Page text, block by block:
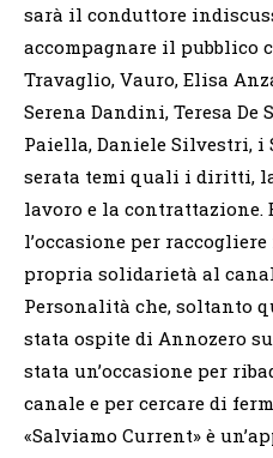
sarà il conduttore
accompagnare il pubblico
Travaglio, Vauro, Elisa
Serena Dandini, Teresa
Paiella, Daniele Silvestri, i
serata temi quali i diritti,
lavoro e la contrattazione.
l’occasione per
propria solidarietà al
Personalità che, soltanto
stata ospite di Annozero
stata un’occasione per
canale e per cercare di
«Salviamo Current» è